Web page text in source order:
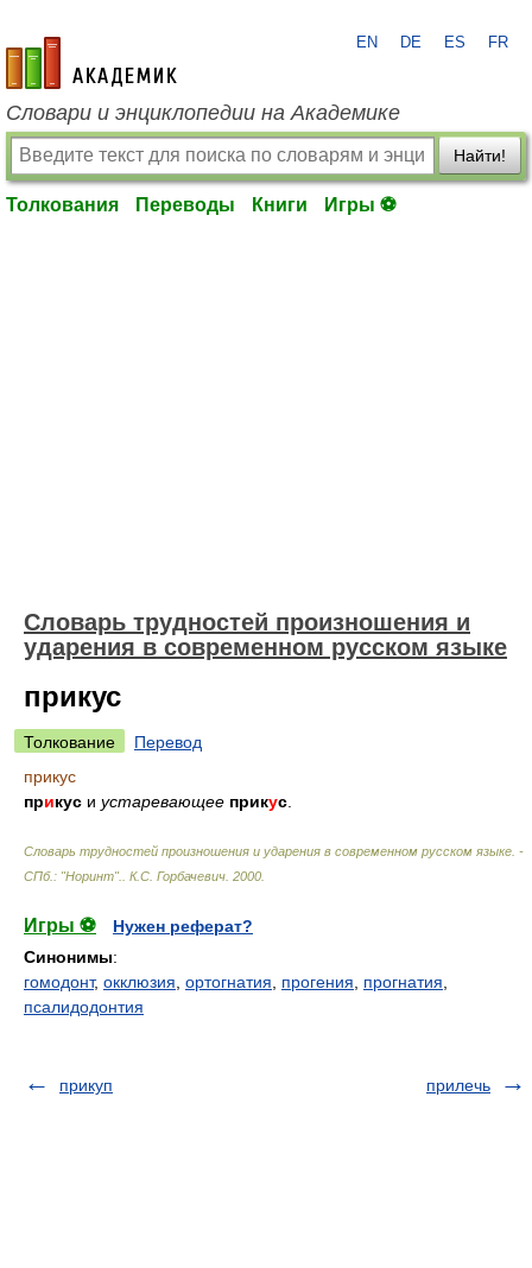
academic.ru
EN DE ES FR
Словари и энциклопедии на Академике
Найти!
Толкования Переводы Книги Игры ⚽
Словарь трудностей произношения и
ударения в современном русском языке
прикус
Толкование
Перевод
прикус
прикус и устаревающее прикус
Словарь трудностей произношения и ударения в современном русском языке. -
СПб.: "Норинт".
К.С. Горбачевич 2000
Игры ⚽
Нужен реферат?
Синонимы:
гомодонт, окклюзия ортогнатия прогения прогнатия
псалидодонтия
прикуп прилечь